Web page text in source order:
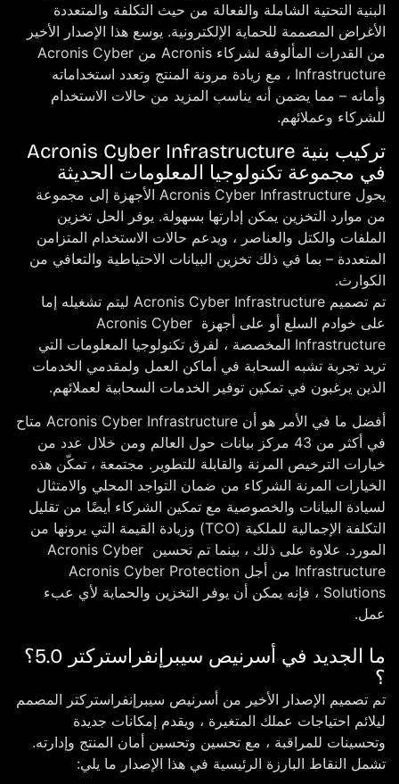
البنية التحتية الشاملة والفعالة من حيث التكلفة والمتعددة
الأغراض المصممة للحماية الإلكترونية. يوسع هذا الإصدار الأخير
من القدرات المألوفة لشركاء Acronis من Acronis Cyber
Infrastructure ، مع زيادة مرونة المنتج وتعدد استخداماته
وأمانه – مما يضمن أنه يناسب المزيد من حالات الاستخدام
للشركاء وعملائهم.
تركيب بنية Acronis Cyber Infrastructure
في مجموعة تكنولوجيا المعلومات الحديثة
يحول Acronis Cyber ​​Infrastructure الأجهزة إلى مجموعة
من موارد التخزين يمكن إدارتها بسهولة. يوفر الحل تخزين
الملفات والكتل والعناصر ، ويدعم حالات الاستخدام المتزامن
المتعددة – بما في ذلك تخزين البيانات الاحتياطية والتعافي من
الكوارث.
تم تصميم Acronis Cyber ​​Infrastructure ليتم تشغيله إما
على خوادم السلع أو على أجهزة Acronis Cyber ​​
Infrastructure المخصصة ، لفرق تكنولوجيا المعلومات التي
تريد تجربة تشبه السحابة في أماكن العمل ولمقدمي الخدمات
الذين يرغبون في تمكين توفير الخدمات السحابية لعملائهم.
أفضل ما في الأمر هو أن Acronis Cyber ​​Infrastructure متاح
في أكثر من 43 مركز بيانات حول العالم ومن خلال عدد من
خيارات الترخيص المرنة والقابلة للتطوير. مجتمعة ، تمكّن هذه
الخيارات المرنة الشركاء من ضمان التواجد المحلي والامتثال
لسيادة البيانات والخصوصية مع تمكين الشركاء أيضًا من تقليل
التكلفة الإجمالية للملكية (TCO) وزيادة القيمة التي يرونها من
المورد. علاوة على ذلك ، بينما تم تحسين Acronis Cyber ​​
Infrastructure من أجل Acronis Cyber ​​Protection
Solutions ، فإنه يمكن أن يوفر التخزين والحماية لأي عبء
عمل.
ما الجديد في أسرنيص سيبرإنفراستركتر 5.0؟
؟
تم تصميم الإصدار الأخير من أسرنيص سيبرإنفراستركتر المصمم
ليلائم احتياجات عملك المتغيرة ، ويقدم إمكانات جديدة
وتحسينات للمراقبة ، مع تحسين وتحسين أمان المنتج وإدارته.
تشمل النقاط البارزة الرئيسية في هذا الإصدار ما يلي: